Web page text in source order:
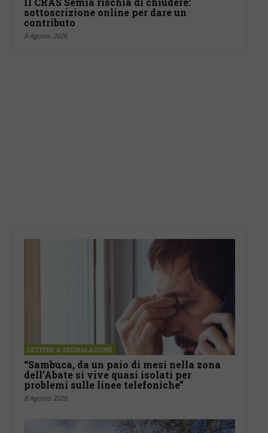
sottoscrizione online per dare un
contributo
8 Agosto 2026
LETTERE & SEGNALAZIONI
“Sambuca, da un paio di mesi nella zona
dell’Abate si vive quasi isolati per
problemi sulle linee telefoniche”
8 Agosto 2026